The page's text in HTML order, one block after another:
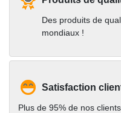
Des produits de
mondiaux !
Satisfaction
Plus de 95% de nos